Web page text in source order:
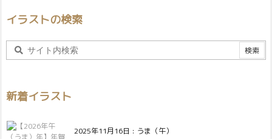
イラストの検索
新着イラスト
2025年11月16日 : うま（午）